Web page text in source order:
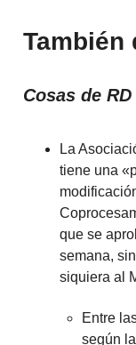
También
Cosas de RD
La
tiene una
que se
semana,
siquiera al
Entre
según